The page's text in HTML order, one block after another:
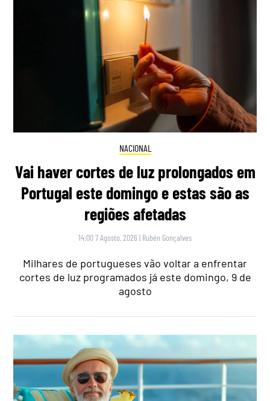
NACIONAL
Vai haver cortes de luz prolongados em
Portugal este domingo e estas são as
regiões afetadas
14:00 7 Agosto, 2026 | Rubén Gonçalves
Milhares de portugueses vão voltar a enfrentar
cortes de luz programados já este domingo, 9 de
agosto